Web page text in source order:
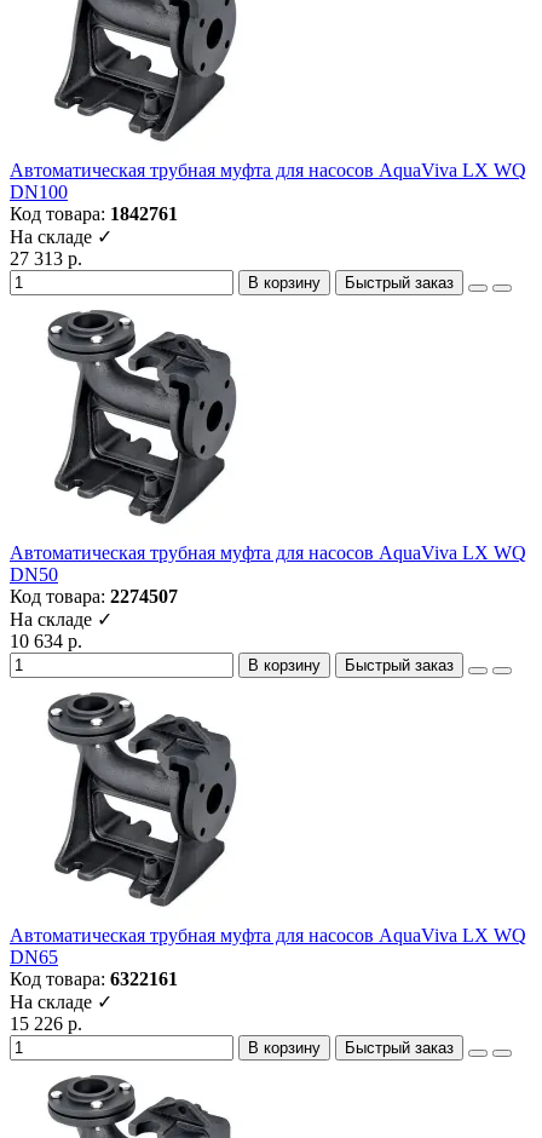
Автоматическая трубная муфта для насосов AquaViva LX WQ
DN100
Код товара: 1842761
На складе ✓
27 313 р.
В корзину Быстрый заказ
Автоматическая трубная муфта для насосов AquaViva LX WQ
DN50
Код товара: 2274507
На складе ✓
10 634 р.
В корзину Быстрый заказ
Автоматическая трубная муфта для насосов AquaViva LX WQ
DN65
Код товара: 6322161
На складе ✓
15 226 р.
В корзину Быстрый заказ